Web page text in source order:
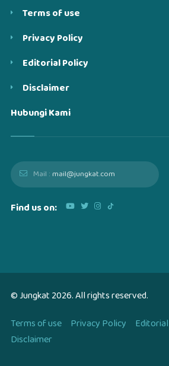
Terms of use
Privacy Policy
Editorial Policy
Disclaimer
Hubungi Kami
Mail :mail@jungkat.com
Find us on:
© Jungkat2026. All rights reserved.
Terms of use Privacy Policy
Disclaimer